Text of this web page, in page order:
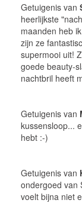
Getuigenis van
heerlijkste
maanden heb
zijn ze
supermooi uit!
goede beauty-
nachtbril heeft
Getuigenis van
kussensloop...
hebt :-)
Getuigenis van
ondergoed van
voelt bijna niet